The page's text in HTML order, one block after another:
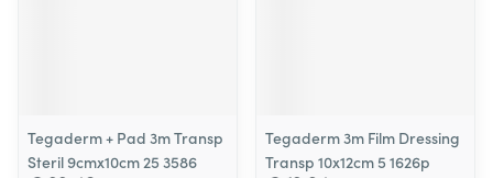
Tegaderm + Pad 3m Transp
Steril 9cmx10cm 25 3586
Tegaderm 3m Film Dressing
Transp 10x12cm 5 1626p